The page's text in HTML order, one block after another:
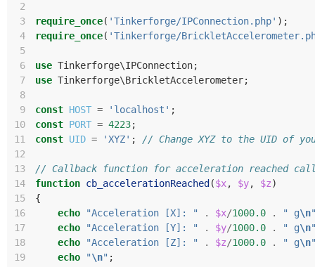
2
3
require_once( 'Tinkerforge/IPConnection.php' );
4
require_once( 'Tinkerforge/
5
6
use Tinkerforge\IPConnection;
7
use Tinkerforge\BrickletAccelerometer;
8
9
const HOST = 'localhost' ;
10
const PORT = 4223;
11
const UID = 'XYZ' ;
// Change XYZ to the UID of
12
13
// Callback function for acceleration reached
14
function cb_accelerationReached ($x, $y, $z)
15
{
16
echo "Acceleration [X]: " . $x/1000.0 . " g\n
17
echo "Acceleration [Y]: " . $y/1000.0 . " g\n
18
echo "Acceleration [Z]: " . $z/1000.0 . " g\n
19
echo "\n" ;